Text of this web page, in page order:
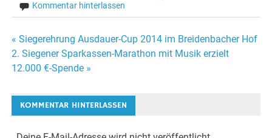
Kommentar hinterlassen
Beitragsnavigation
« Siegerehrung Ausdauer-Cup 2014 im Breidenbacher Hof
2. Siegener Sparkassen-Marathon mit Musik erzielt
12.000 €-Spende »
KOMMENTAR HINTERLASSEN